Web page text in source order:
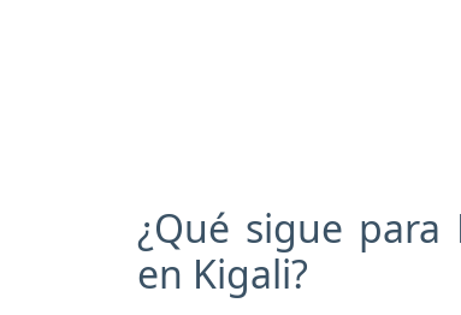
¿Qué sigue
en Kigali?